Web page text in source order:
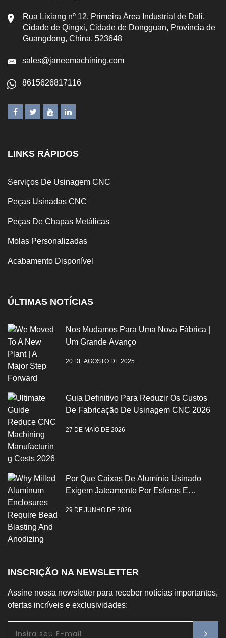
Rua Lixiang nº 12, Primeira Área Industrial de Dali,
Cidade de Qingxi, Cidade de Dongguan, Província de
Guangdong, China. 523648
sales@janeemachining.com
8615626817116
LINKS RÁPIDOS
Serviços De Usinagem CNC
Peças Usinadas CNC
Peças De Chapas Metálicas
Molas Personalizadas
Acabamento Disponível
ÚLTIMAS NOTÍCIAS
Nos Mudamos Para Uma Nova Fábrica |
Um Grande Avanço
20 DE AGOSTO DE 2025
Guia Definitivo Para Reduzir Os Custos
De Fabricação De Usinagem CNC 2026
27 DE MAIO DE 2026
Por Que Caixas De Alumínio Usinado
Exigem Jateamento Por Esferas E
29 DE JUNHO DE 2026
INSCRIÇÃO NA NEWSLETTER
Assine nossa newsletter para receber notícias importantes,
ofertas incríveis e exclusividades: